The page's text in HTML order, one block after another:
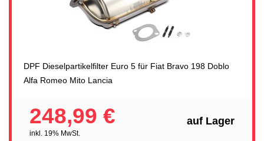
DPF Dieselpartikelfilter Euro 5 für Fiat Bravo 198 Doblo
Alfa Romeo Mito Lancia
248,99 €
inkl. 19% MwSt.
auf Lager